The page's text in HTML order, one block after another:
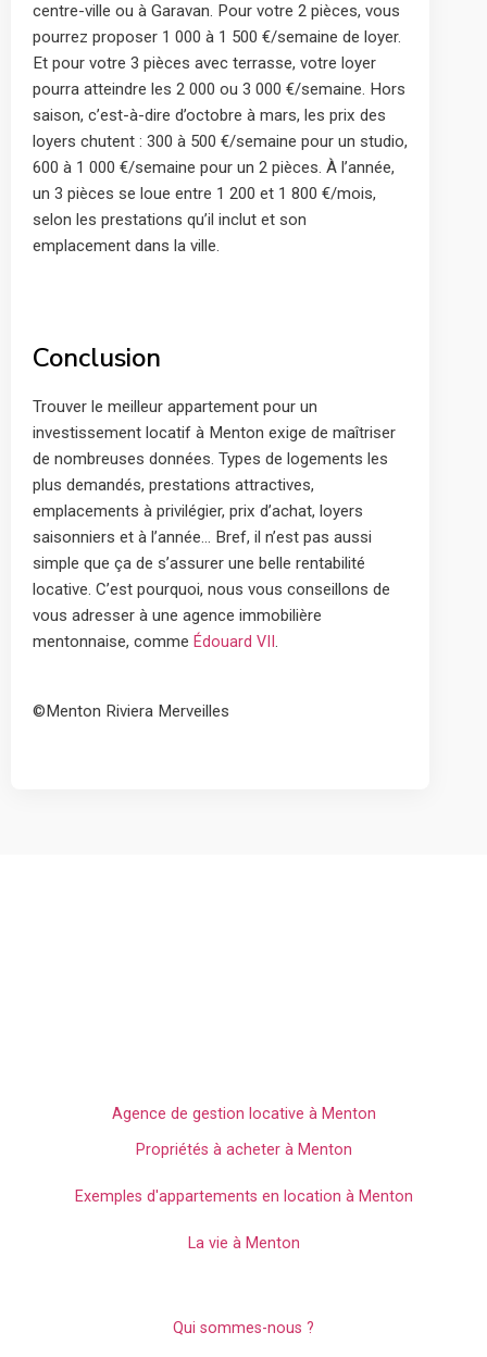
centre-ville ou à Garavan. Pour votre 2 pièces, vous
pourrez proposer 1 000 à 1 500 €/semaine de loyer.
Et pour votre 3 pièces avec terrasse, votre loyer
pourra atteindre les 2 000 ou 3 000 €/semaine. Hors
saison, c’est-à-dire d’octobre à mars, les prix des
loyers chutent : 300 à 500 €/semaine pour un studio,
600 à 1 000 €/semaine pour un 2 pièces. À l’année,
un 3 pièces se loue entre 1 200 et 1 800 €/mois,
selon les prestations qu’il inclut et son
emplacement dans la ville.
Conclusion
Trouver le meilleur appartement pour un
investissement locatif à Menton exige de maîtriser
de nombreuses données. Types de logements les
plus demandés, prestations attractives,
emplacements à privilégier, prix d’achat, loyers
saisonniers et à l’année… Bref, il n’est pas aussi
simple que ça de s’assurer une belle rentabilité
locative. C’est pourquoi, nous vous conseillons de
vous adresser à une agence immobilière
mentonnaise, comme Édouard VII .
©Menton Riviera Merveilles
Agence de gestion locative à Menton
Propriétés à acheter à Menton
Exemples d'appartements en location à Menton
La vie à Menton
Qui sommes-nous ?